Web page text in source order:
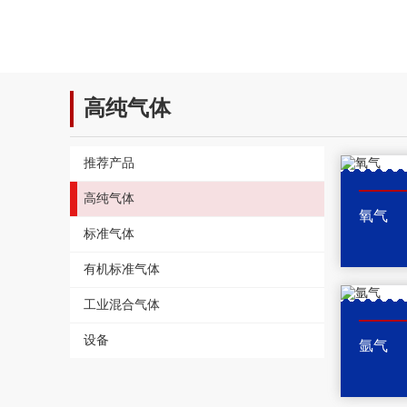
高纯气体
氧气
氩气
推荐产品
高纯气体
标准气体
有机标准气体
工业混合气体
设备